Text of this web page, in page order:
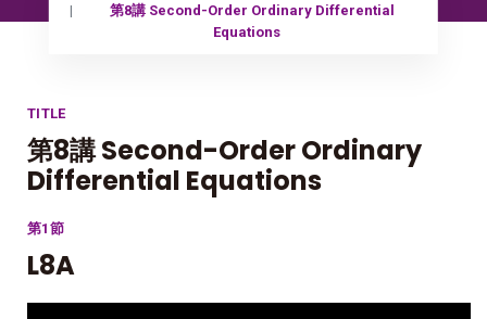
第8講 Second-Order Ordinary Differential
Equations
TITLE
第8講 Second-Order Ordinary
Differential Equations
第1節
L8A